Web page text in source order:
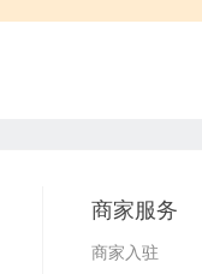
商家服务
商家入驻